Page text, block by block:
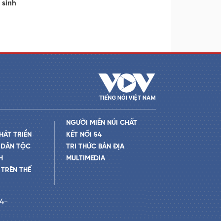
sinh
TRIỂN
TỘC
THẾ
NGƯỜI MIỀN NÚI CHẤT
KẾT NỐI 54
TRI THỨC BẢN ĐỊA
MULTIMEDIA